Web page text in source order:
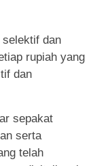
dan
rupiah yang
dan
sepakat
serta
telah